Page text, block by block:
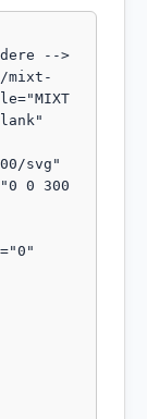
-->
mixt-
svg"
0 300